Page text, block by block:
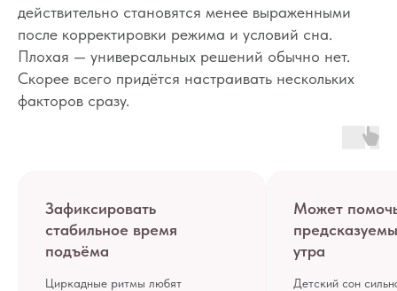
действительно становятся менее выраженными
после корректировки режима и условий сна.
Плохая — универсальных решений обычно нет.
Скорее всего придётся настраивать нескольких
факторов сразу.
Зафиксировать
стабильное время
подъёма
Циркадные ритмы любят
Может
утра
Детский сон
Подробнее